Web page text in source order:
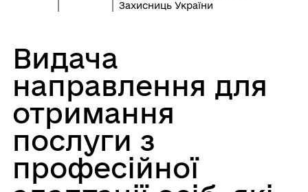
Захисниць України
Видача
направлення для
отримання
послуги з
професійної